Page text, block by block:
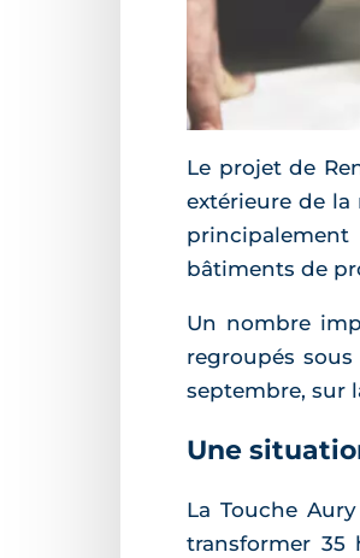
Le projet de
extérieure de la
bâtiments de
Un nombre
regroupés
septembre, sur
Une
La Touche
transformer 35